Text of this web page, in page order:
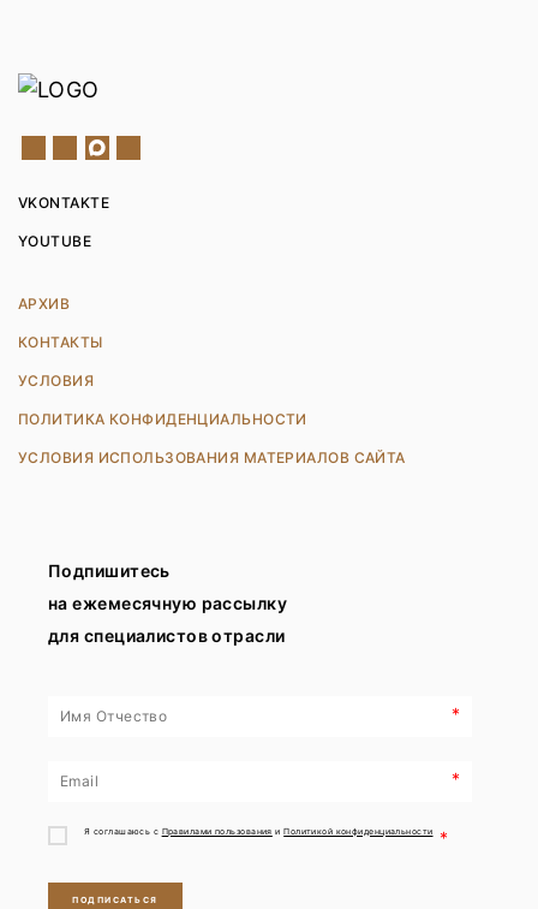
VKONTAKTE
YOUTUBE
АРХИВ
КОНТАКТЫ
УСЛОВИЯ
ПОЛИТИКА КОНФИДЕНЦИАЛЬНОСТИ
УСЛОВИЯ ИСПОЛЬЗОВАНИЯ МАТЕРИАЛОВ САЙТА
Подпишитесь
на ежемесячную рассылку
для специалистов отрасли
*
*
Я соглашаюсь с Правилами пользования иПолитикой конфиденциальности *
ПОДПИСАТЬСЯ